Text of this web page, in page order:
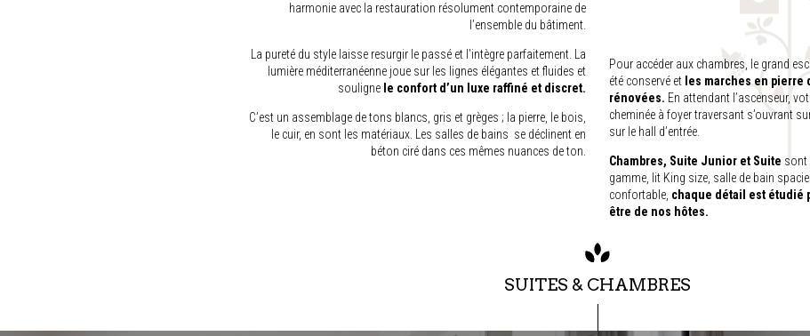
harmonie avec la restauration résolument contemporaine de
l’ensemble du bâtiment.
La pureté du style laisse resurgir le passé et l’intègre parfaitement. La
lumière méditerranéenne joue sur les lignes élégantes et fluides et
souligne le confort d’un luxe raffiné et discret.
C’est un assemblage de tons blancs, gris et grèges ; la pierre, le bois,
le cuir, en sont les matériaux. Les salles de bains se déclinent en
béton ciré dans ces mêmes nuances de ton.
Pour accéder aux chambres, le grand
été conservé et les marches en pierre
rénovées. En attendant l’ascenseur,
cheminée à foyer traversant s’ouvrant
sur le hall d’entrée.
Chambres, Suite Junior et Suite sont
gamme, lit King size, salle de bain
confortable, chaque détail est étudié
être de nos hôtes.
SUITES & CHAMBRES